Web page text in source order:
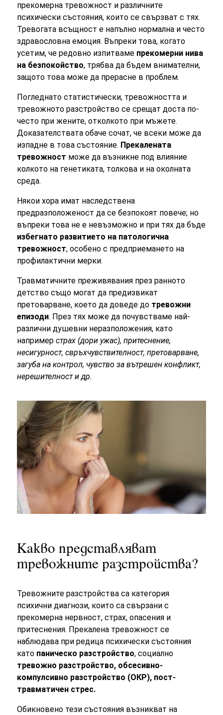
прекомерна тревожност и различните
психически състояния, които се свързват с тях.
Тревогата всъщност е напълно нормална и често
здравословна емоция. Въпреки това, когато
усетим, че редовно изпитваме прекомерни нива
на безпокойство, трябва да бъдем внимателни,
защото това може да прерасне в проблем.
Погледнато статистически, тревожността и
тревожното разстройство се срещат доста по-
често при жените, отколкото при мъжете.
Доказателствата обаче сочат, че всеки може да
изпадне в това състояние. Прекалената
тревожност може да възникне под влияние
колкото на генетиката, толкова и на околната
среда.
Някои хора имат наследствена
предразположеност да се безпокоят повече; но
въпреки това не е невъзможно и при тях да бъде
избегнато развитието на патологична
тревожност, особено с предприемането на
профилактични мерки.
Травматичните преживявания през ранното
детство също могат да предизвикат
претоварване, което да доведе до тревожни
епизоди. През тях може да почувстваме най-
различни душевни неразположения, като
напримерстрах (дори ужас), притеснение,
несигурност, свръхчувствителност, претоварване,
загуба на контрол, чувство за вътрешен конфликт,
нерешителност и др.
Какво представляват
тревожните разстройства?
Тревожните разстройства са категория
психични диагнози, които са свързани с
прекомерна нервност, страх, опасения и
притеснения. Прекалена тревожност се
наблюдава при редица психически състояния
като паническо разстройство, социално
тревожно разстройство, обсесивно-
компулсивно разстройство (ОКР), пост-
травматичен стрес.
Обикновено тези състояния възникват на